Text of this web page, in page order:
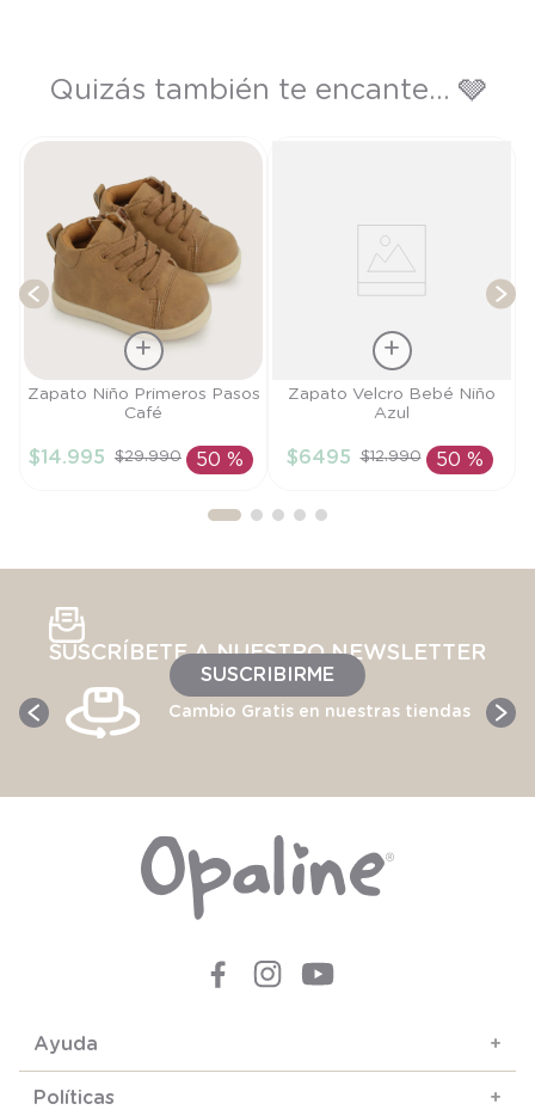
Quizás también te encante... 🩶
Talla
AÑADIR AL
Zapato Niño Primeros Pasos
Café
$14.995 $29.990 50 %
Talla
AÑADIR AL
Zapato Velcro Bebé Niño
Azul
$6495 $12.990 50 %
SUSCRÍBETE A NUESTRO NEWSLETTER
SUSCRIBIRME
Cambio Gratis en nuestras tiendas
Ayuda +
Políticas +